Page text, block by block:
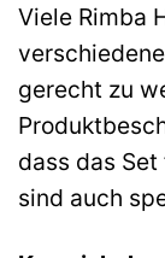
Viele Rimba
gerecht zu
dass das
sind auch